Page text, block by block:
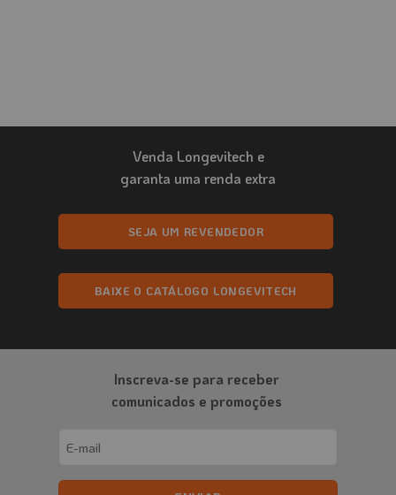
Venda Longevitech e
garanta uma renda extra
SEJA UM REVENDEDOR
BAIXE O CATÁLOGO LONGEVITECH
Inscreva-se para receber
comunicados e promoções